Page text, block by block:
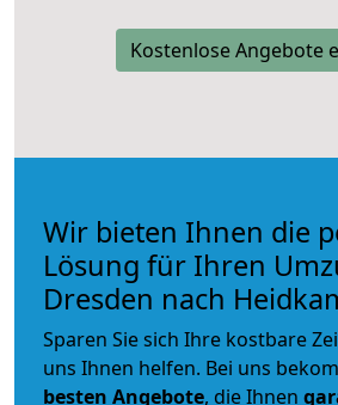
Kostenlose Angebote
Wir bieten Ihnen die
Lösung für Ihren
Dresden nach
Sparen Sie sich Ihre kostbare
uns Ihnen helfen. Bei uns
besten Angebote, die Ihnen